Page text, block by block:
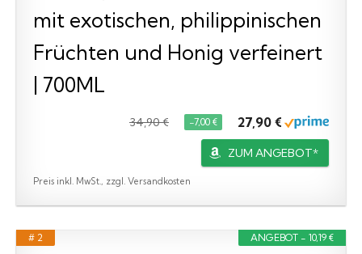
mit exotischen, philippinischen
Früchten und Honig verfeinert
| 700ML
34,90 € −7,00 € 27,90 €
ZUM ANGEBOT*
Preis inkl. MwSt., zzgl. Versandkosten
ANGEBOT - 10,19 €
# 2